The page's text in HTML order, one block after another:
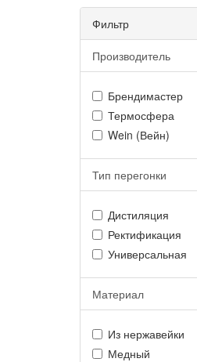
Фильтр
Производитель
Брендимастер
Термосфера
Wein (Вейн)
Тип перегонки
Дистиляция
Ректификация
Универсальная
Материал
Из нержавейки
Медный